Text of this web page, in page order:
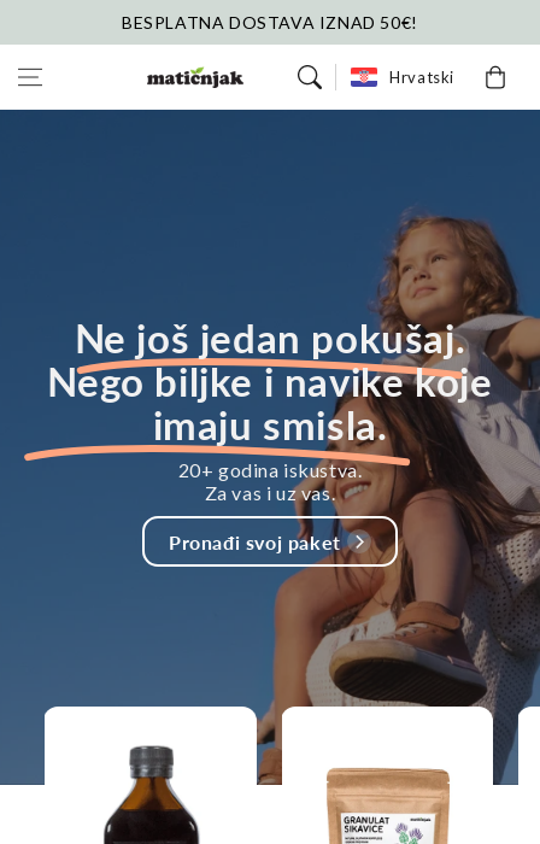
BESPLATNA DOSTAVA IZNAD 50€!
Hrvatski Košarica
Ne još jedan pokušaj.
Nego biljke i navike koje
imaju smisla.
20+ godina iskustva.
Za vas i uz vas.
Pronađi svoj paket